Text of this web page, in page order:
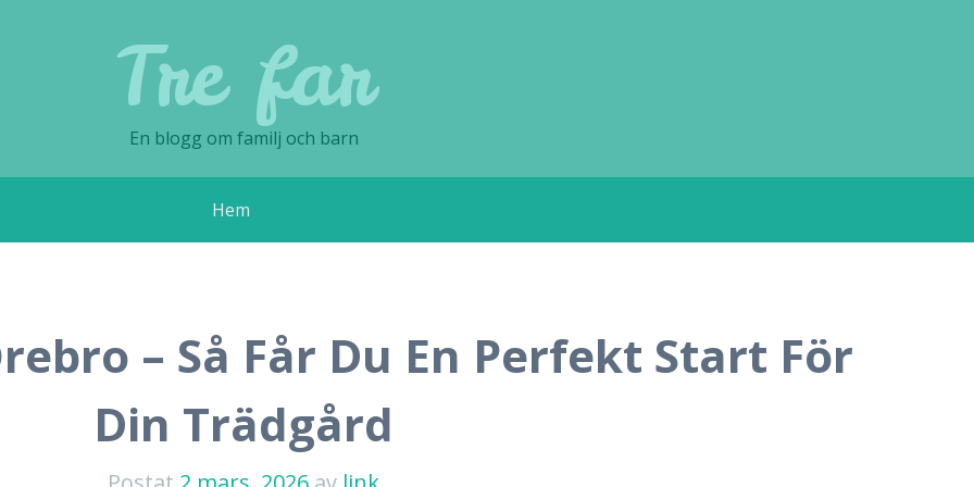
Tre far
En blogg om familj och barn
Hem
– Så Får Du En Perfekt Start För
Din Trädgård